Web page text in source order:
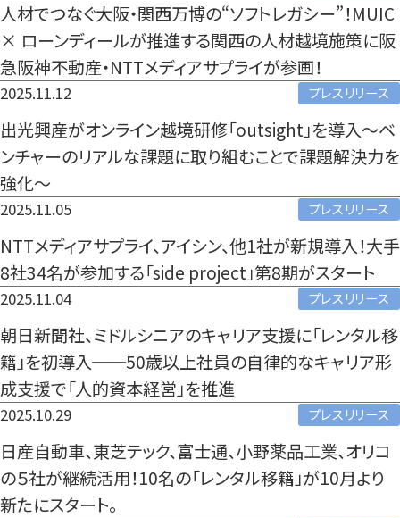
2022年
2021年
2019年
2016年
人材でつなぐ大阪・関西万博の“ソフトレガシー”！MUIC
× ローンディールが推進する関西の人材越境施策に阪
急阪神不動産・NTTメディアサプライが参画！
2025.11.12 プレスリリース
出光興産がオンライン越境研修「outsight」を導入〜ベ
ンチャーのリアルな課題に取り組むことで課題解決力を
強化〜
2025.11.05 プレスリリース
NTTメディアサプライ、アイシン、他1社が新規導入！大手
8社34名が参加する「side project」第8期がスタート
2025.11.04 プレスリリース
朝日新聞社、ミドルシニアのキャリア支援に「レンタル移
籍」を初導入──50歳以上社員の自律的なキャリア形
成支援で「人的資本経営」を推進
2025.10.29 プレスリリース
日産自動車、東芝テック、富士通、小野薬品工業、オリコ
の５社が継続活用！10名の「レンタル移籍」が10月より
新たにスタート。